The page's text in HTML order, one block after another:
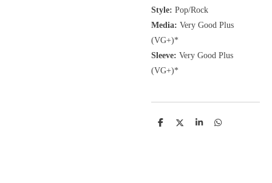
Style: Pop/Rock
Media: Very Good Plus
(VG+)*
Sleeve: Very Good Plus
(VG+)*
D
D
S
D